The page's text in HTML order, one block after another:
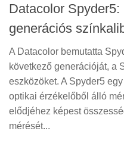
Datacolor
generációs
A Datacolor bemutatta
következő generációját, a
eszközöket. A Spyder5
optikai érzékelőből álló
elődjéhez képest
mérését...